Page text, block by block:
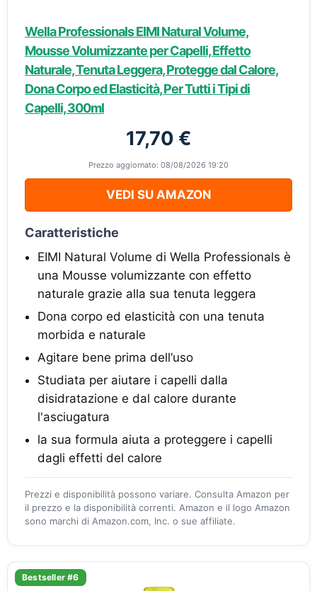
Wella Professionals EIMI Natural Volume,
Mousse Volumizzante per Capelli, Effetto
Naturale, Tenuta Leggera, Protegge dal Calore,
Dona Corpo ed Elasticità, Per Tutti i Tipi di
Capelli, 300ml
17,70 €
Prezzo aggiornato: 08/08/2026 19:20
VEDI SU AMAZON
Caratteristiche
EIMI Natural Volume di Wella Professionals è
una Mousse volumizzante con effetto
naturale grazie alla sua tenuta leggera
Dona corpo ed elasticità con una tenuta
morbida e naturale
Agitare bene prima dell‘uso
Studiata per aiutare i capelli dalla
disidratazione e dal calore durante
l'asciugatura
la sua formula aiuta a proteggere i capelli
dagli effetti del calore
Prezzi e disponibilità possono variare. Consulta Amazon per
il prezzo e la disponibilità correnti. Amazon e il logo Amazon
sono marchi di Amazon.com, Inc. o sue affiliate.
Bestseller #6